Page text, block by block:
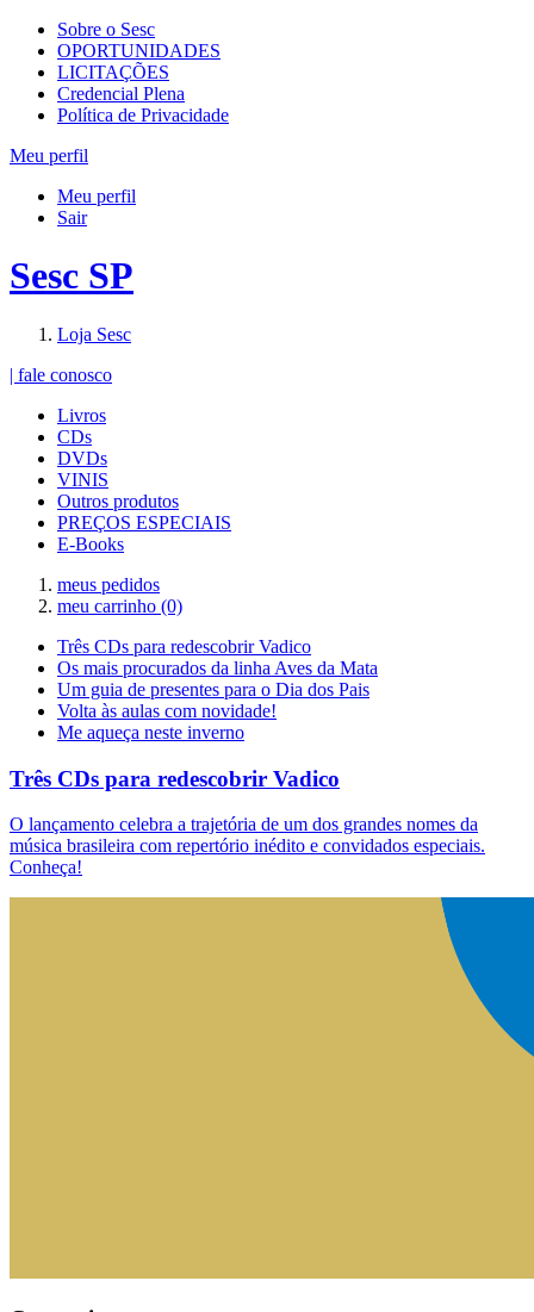
Sobre o Sesc
OPORTUNIDADES
LICITAÇÕES
Credencial Plena
Política de Privacidade
Meu perfil
Meu perfil
Sair
Sesc SP
Loja Sesc
| fale conosco
Livros
CDs
DVDs
VINIS
Outros produtos
PREÇOS ESPECIAIS
E-Books
meus pedidos
meu carrinho (0)
Três CDs para redescobrir Vadico
Os mais procurados da linha Aves da Mata
Um guia de presentes para o Dia dos Pais
Volta às aulas com novidade!
Me aqueça neste inverno
Três CDs para redescobrir Vadico
O lançamento celebra a trajetória de um dos grandes nomes da
música brasileira com repertório inédito e convidados especiais.
Conheça!